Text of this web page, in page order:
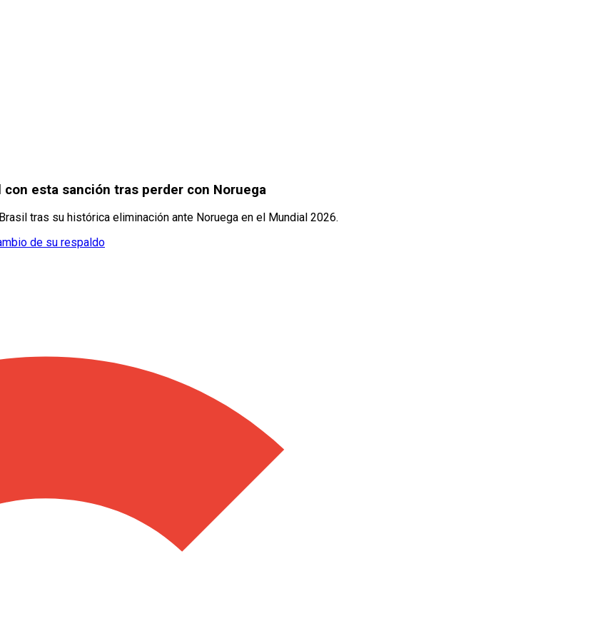
esta sanción tras perder con Noruega
tras su histórica eliminación ante Noruega en el Mundial 2026.
de su respaldo